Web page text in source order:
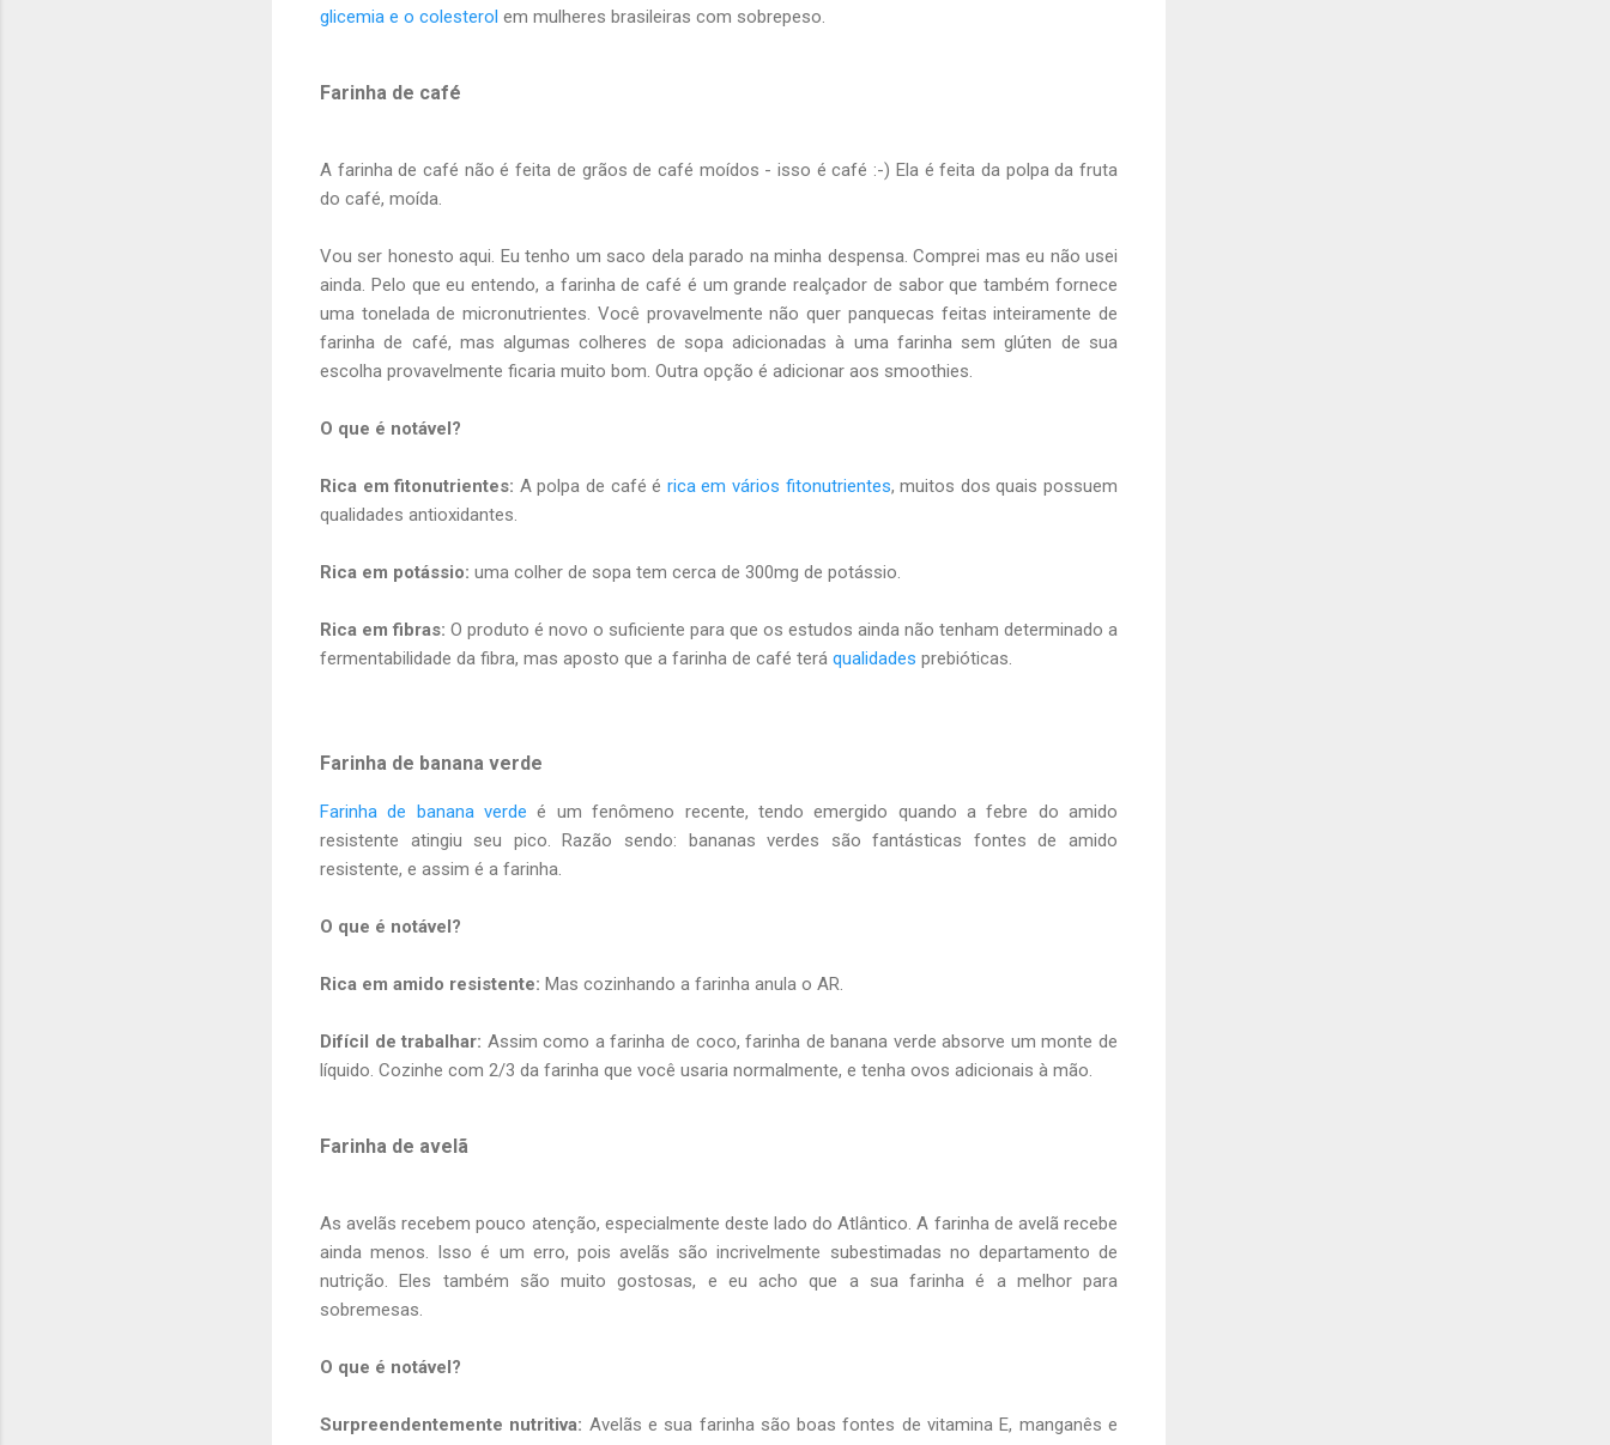
glicemia e o colesterol em mulheres brasileiras com sobrepeso.
Farinha de café
A farinha de café não é feita de grãos de café moídos - isso é café :-) Ela é feita da polpa da fruta
do café, moída.
Vou ser honesto aqui. Eu tenho um saco dela parado na minha despensa. Comprei mas eu não usei
ainda. Pelo que eu entendo, a farinha de café é um grande realçador de sabor que também fornece
uma tonelada de micronutrientes. Você provavelmente não quer panquecas feitas inteiramente de
farinha de café, mas algumas colheres de sopa adicionadas à uma farinha sem glúten de sua
escolha provavelmente ficaria muito bom. Outra opção é adicionar aos smoothies.
O que é notável?
Rica em fitonutrientes: A polpa de café é rica em vários fitonutrientes, muitos dos quais possuem
qualidades antioxidantes.
Rica em potássio: uma colher de sopa tem cerca de 300mg de potássio.
Rica em fibras: O produto é novo o suficiente para que os estudos ainda não tenham determinado a
fermentabilidade da fibra, mas aposto que a farinha de café terá qualidades prebióticas.
Farinha de banana verde
Farinha de banana verde é um fenômeno recente, tendo emergido quando a febre do amido
resistente atingiu seu pico. Razão sendo: bananas verdes são fantásticas fontes de amido
resistente, e assim é a farinha.
O que é notável?
Rica em amido resistente: Mas cozinhando a farinha anula o AR.
Difícil de trabalhar: Assim como a farinha de coco, farinha de banana verde absorve um monte de
líquido. Cozinhe com 2/3 da farinha que você usaria normalmente, e tenha ovos adicionais à mão.
Farinha de avelã
As avelãs recebem pouco atenção, especialmente deste lado do Atlântico. A farinha de avelã recebe
ainda menos. Isso é um erro, pois avelãs são incrivelmente subestimadas no departamento de
nutrição. Eles também são muito gostosas, e eu acho que a sua farinha é a melhor para
sobremesas.
O que é notável?
Surpreendentemente nutritiva: Avelãs e sua farinha são boas fontes de vitamina E, manganês e